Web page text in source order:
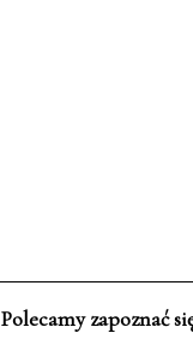
Polecamy zapoznać